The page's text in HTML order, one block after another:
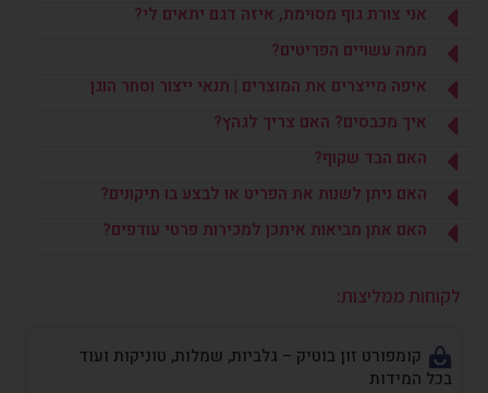
אני צורת גוף מסוימת, איזה דגם יתאים לי?
ממה עשויים הפריטים?
איפה מייצרים את המוצרים | תנאי ייצור וסחר הוגן
איך מכבסים? האם צריך לגהץ?
האם הבד שקוף?
האם ניתן לשנות את הפריט או לבצע בו תיקונים?
האם אתן מביאות איתכן למכירות פרטי עודפים?
לקוחות ממליצות:
קומפורט זון בוטיק – גלביות, שמלות, טוניקות ועוד
בכל המידות